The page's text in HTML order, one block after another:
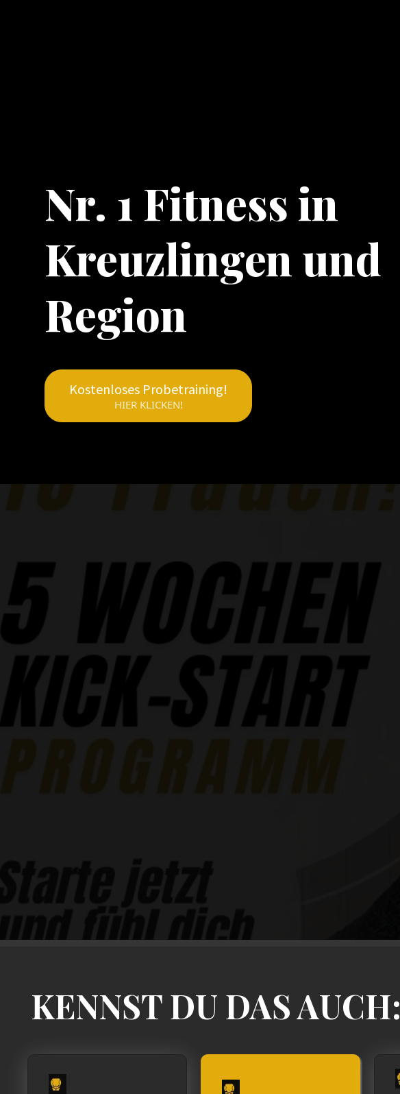
Nr. 1 Fitness in
Kreuzlingen und
Region
Kostenloses Probetraining!
HIER KLICKEN!
KENNST DU DAS AUCH: